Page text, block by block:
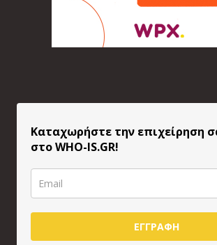
Καταχωρήστε την επιχείρηση
στο WHO-IS.GR!
ΕΓΓΡΑΦΗ